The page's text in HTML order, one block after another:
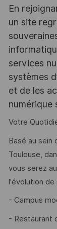
En
un site
services
systèmes
et de les
numérique
Votre
Basé au sein
Toulouse,
vous serez
l'évolution de
- Campus
- Restaurant